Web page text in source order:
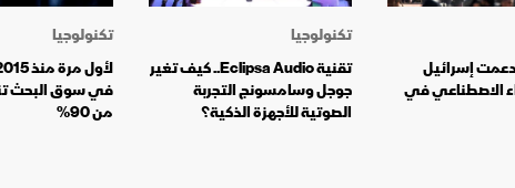
إسرائيل
الاصطناعي في
تكنولوجيا
تقنية Eclipsa Audio.. كيف تغير
جوجل وسامسونج التجربة
الصوتية للأجهزة الذكية؟
تكنولوجيا
في سوق البحث
من 90%